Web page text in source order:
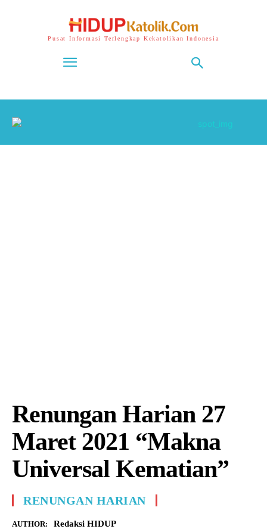
Pusat Informasi Terlengkap Kekatolikan Indonesia
Renungan Harian 27
Maret 2021 “Makna
Universal Kematian”
RENUNGAN HARIAN
AUTHOR: Redaksi HIDUP